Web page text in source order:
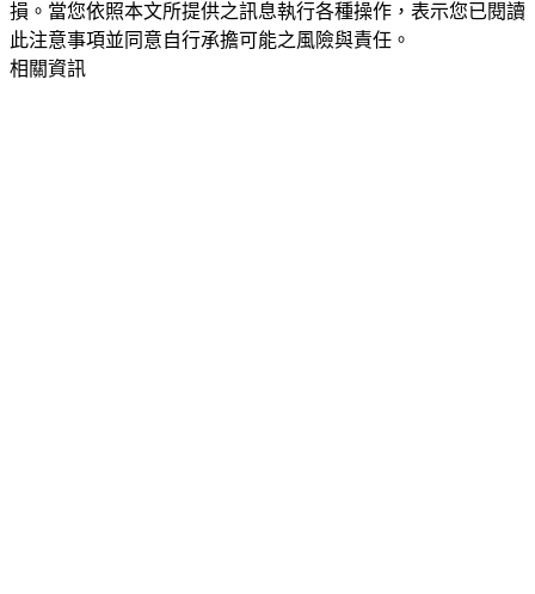
損。當您依照本文所提供之訊息執行各種操作，表示您已閱讀
此注意事項並同意自行承擔可能之風險與責任。
相關資訊